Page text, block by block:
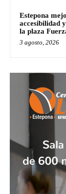
Estepona
accesibilidad
la plaza
3 agosto, 2026